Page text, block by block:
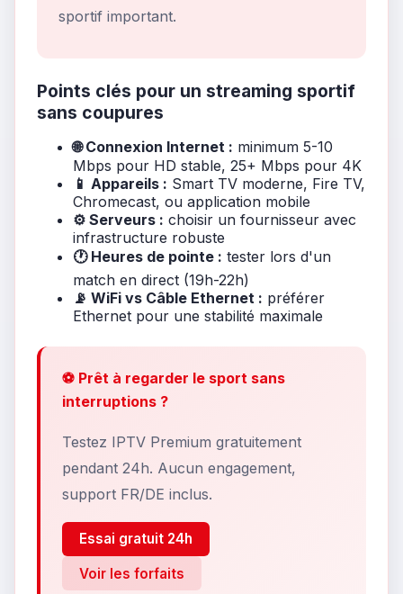
sportif important.
Points clés pour un streaming sportif
sans coupures
🌐 Connexion Internet : minimum 5-10
Mbps pour HD stable, 25+ Mbps pour 4K
📱 Appareils : Smart TV moderne, Fire TV,
Chromecast, ou application mobile
⚙️ Serveurs : choisir un fournisseur avec
infrastructure robuste
🕐 Heures de pointe : tester lors d'un
match en direct (19h-22h)
📡 WiFi vs Câble Ethernet : préférer
Ethernet pour une stabilité maximale
⚽ Prêt à regarder le sport sans
interruptions ?
Testez IPTV Premium gratuitement
pendant 24h. Aucun engagement,
support FR/DE inclus.
Essai gratuit 24h
Voir les forfaits